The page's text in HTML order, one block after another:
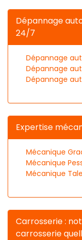
Dépannage
24/7
Dépannage
Dépannage
Dépannage
Expertise
Mécanique
Mécanique
Mécanique
Carrosserie :
carrosserie